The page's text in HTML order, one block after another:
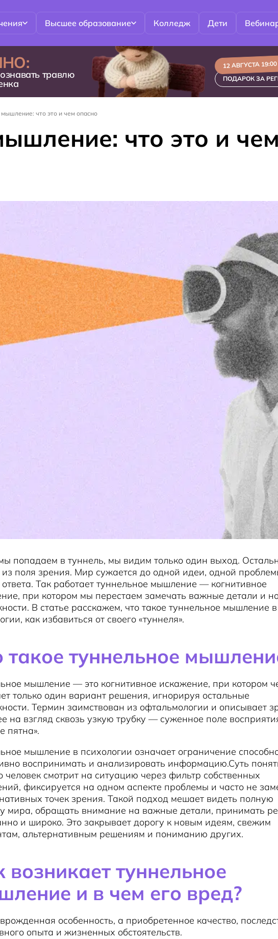
Высшее образование Колледж Дети
травлю
12 АВГУСТА
ПОДАРОК ЗА
что это и чем опасно
что это и
попадаем в туннель, мы видим только один выход.
из поля зрения. Мир сужается до одной идеи, одной
ответа. Так работает туннельное мышление — когнитивное
при котором мы перестаем замечать важные детали и
В статье расскажем, что такое туннельное мышление в
как избавиться от своего «туннеля».
такое туннельное
мышление — это когнитивное искажение, при котором
только один вариант решения, игнорируя остальные
Термин заимствован из офтальмологии и описывает
на взгляд сквозь узкую трубку — суженное поле
пятна».
мышление в психологии означает ограничение
воспринимать и анализировать информацию.Суть
человек смотрит на ситуацию через фильтр собственных
фиксируется на одном аспекте проблемы и часто не
точек зрения. Такой подход мешает видеть полную
мира, обращать внимание на важные детали, принимать
и широко. Это закрывает дорогу к новым идеям, свежим
альтернативным решениям и пониманию других.
возникает туннельное
и в чем его вред?
особенность, а приобретенное качество,
опыта и жизненных обстоятельств.